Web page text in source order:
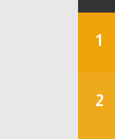
1
2